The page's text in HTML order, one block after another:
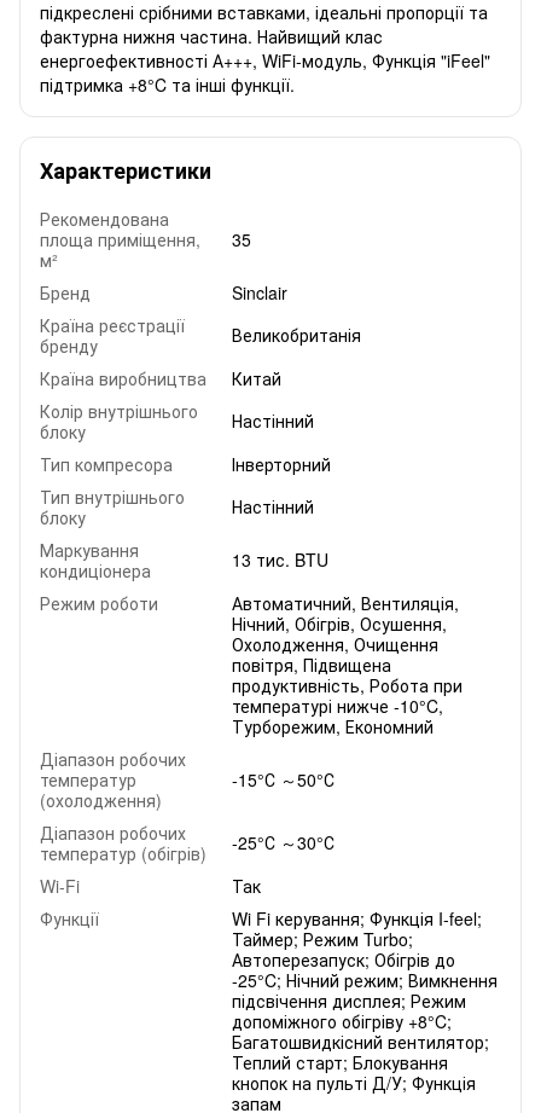
підкреслені срібними вставками, ідеальні пропорції та
фактурна нижня частина. Найвищий клас
енергоефективності А+++, WiFi-модуль, Функція "iFeel"
підтримка +8°C та інші функції.
Характеристики
Рекомендована
площа приміщення,
м²
35
Бренд
Sinclair
Країна реєстрації
бренду
Великобританія
Країна виробництва
Китай
Колір внутрішнього
блоку
Настінний
Тип компресора
Інверторний
Тип внутрішнього
блоку
Настінний
Маркування
кондиціонера
13 тис. BTU
Режим роботи
Автоматичний, Вентиляція,
Нічний, Обігрів, Осушення,
Охолодження, Очищення
повітря, Підвищена
продуктивність, Робота при
температурі нижче -10°C,
Турборежим, Економний
Діапазон робочих
температур
(охолодження)
-15°С ～50°С
Діапазон робочих
температур (обігрів)
-25°С ～30°С
Wi-Fi
Так
Функції
Wi Fi керування; Функція I-feel;
Таймер; Режим Turbo;
Автоперезапуск; Обігрів до
-25°C; Нічний режим; Вимкнення
підсвічення дисплея; Режим
допоміжного обігріву +8°C;
Багатошвидкісний вентилятор;
Теплий старт; Блокування
кнопок на пульті Д/У; Функція
запам